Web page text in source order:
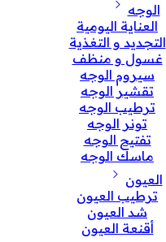
الوجه
العناية اليومية
التجديد و التغذية
غسول و منظف
سيروم الوجه
تقشير الوجه
ترطيب الوجه
تونر الوجه
تفتيح الوجه
ماسك الوجه
العيون
ترطيب العيون
شد العيون
أقنعة العيون